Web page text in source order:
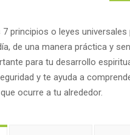
principios o leyes universales
de una manera práctica y
para tu desarrollo
y te ayuda a
que ocurre a tu alrededor.